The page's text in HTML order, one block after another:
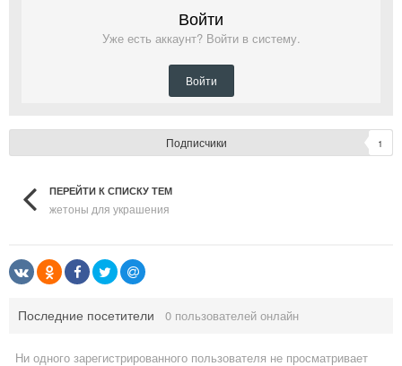
Войти
Уже есть аккаунт? Войти в систему.
Войти
Подписчики 1
ПЕРЕЙТИ К СПИСКУ ТЕМ
жетоны для украшения
Последние посетители 0 пользователей онлайн
Ни одного зарегистрированного пользователя не просматривает